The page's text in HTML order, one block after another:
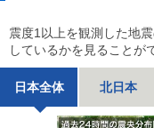
震度1以上を観測した地
しているかを見ることが
日本全体 北日本